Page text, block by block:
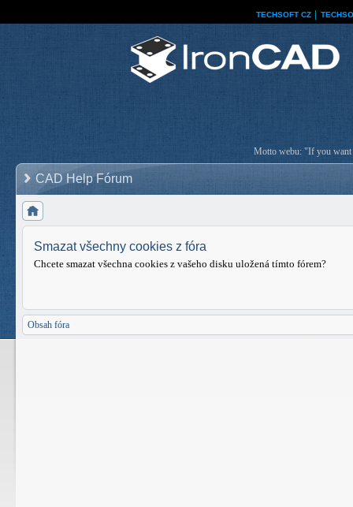
TECHSOFT CZ
Motto webu: "If you want
CAD Help Fórum
Smazat všechny cookies z fóra
Chcete smazat všechna cookies z vašeho disku uložená tímto fórem?
Obsah fóra